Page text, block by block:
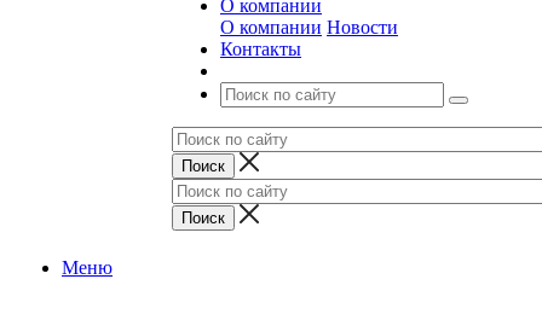
О компании
О компании Новости
Контакты
Меню